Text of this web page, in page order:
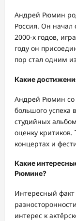
Андрей Рюмин
Россия. Он начал
2000-х годов,
году он
пор стал одним
Какие
Андрей Рюмин со
большого успеха
студийных
оценку критиков.
концертах и
Какие
Рюмине?
Интересный
интерес к